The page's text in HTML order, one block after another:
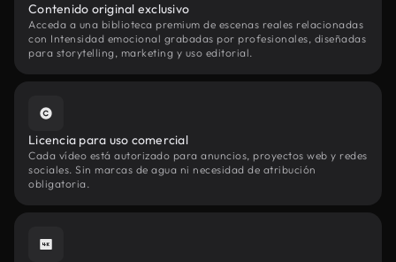
Contenido original exclusivo
Acceda a una biblioteca premium de escenas reales relacionadas
con Intensidad emocional grabadas por profesionales, diseñadas
para storytelling, marketing y uso editorial.
Licencia para uso comercial
Cada vídeo está autorizado para anuncios, proyectos web y redes
sociales. Sin marcas de agua ni necesidad de atribución
obligatoria.